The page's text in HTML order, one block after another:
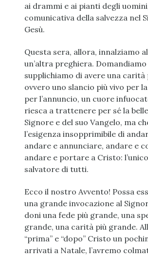
ai drammi e ai pianti degli
comunicativa della salvezza nel
Gesù.
Questa sera, allora, innalziamo
un’altra preghiera. Domandiamo
supplichiamo di avere una carità
ovvero uno slancio più vivo per
per l’annuncio, un cuore
riesca a trattenere per sé la
Signore e del suo Vangelo, ma
l’esigenza insopprimibile di
andare e annunciare, andare e
andare e portare a Cristo:
salvatore di tutti.
Ecco il nostro Avvento! Possa
una grande invocazione al
doni una fede più grande, una
grande, una carità più grande.
“prima” e “dopo” Cristo un
arrivati a Natale, l’avremo